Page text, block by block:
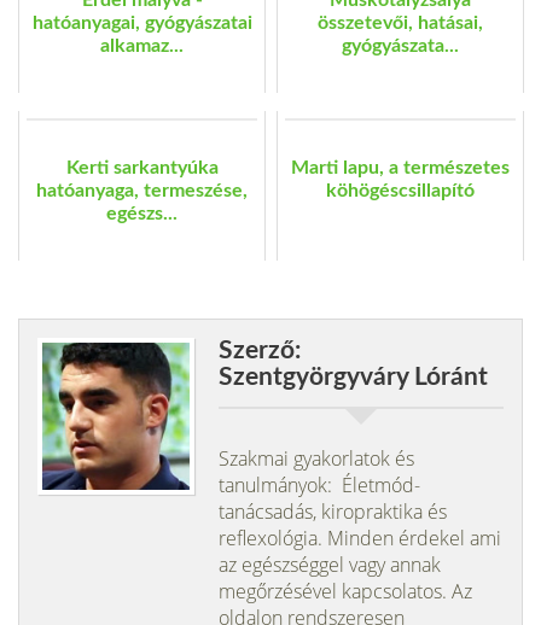
hatóanyagai, gyógyászatai
alkamaz...
összetevői, hatásai,
gyógyászata...
Kerti sarkantyúka
hatóanyaga, termeszése,
egészs...
Marti lapu, a természetes
köhögéscsillapító
Szerző:
Szentgyörgyváry Lóránt
Szakmai gyakorlatok és
tanulmányok: Életmód-
tanácsadás, kiropraktika és
reflexológia. Minden érdekel ami
az egészséggel vagy annak
megőrzésével kapcsolatos. Az
oldalon rendszeresen